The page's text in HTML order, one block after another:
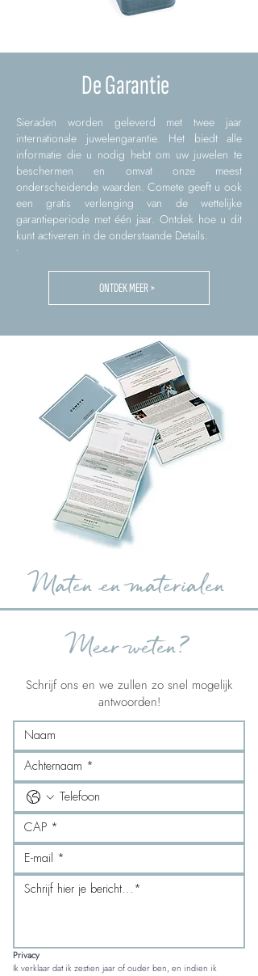
De Garantie
Sieraden worden geleverd met twee jaar
internationale juwelengarantie. Het biedt alle
informatie die u nodig hebt om uw juwelen te
beschermen en omvat onze meest
onderscheidende waarden. Comete geeft u ook
een gratis verlenging van de wettelijke
garantieperiode met één jaar. Ontdek hoe u dit
kunt activeren in de onderstaande Details.
ONTDEK MEER >
Maten en materialen
Meer weten?
Schrijf ons en we zullen zo snel mogelijk
antwoorden!
Privacy
Ik verklaar dat ik zestien jaar of ouder ben, en indien ik